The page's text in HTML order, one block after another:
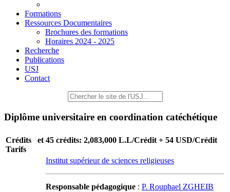
Formations
Ressources Documentaires
Brochures des formations
Horaires 2024 - 2025
Recherche
Publications
USJ
Contact
Diplôme universitaire en coordination catéchétique
Crédits et
Tarifs
45 crédits: 2,083,000 L.L/Crédit + 54 USD/Crédit
Institut supérieur de sciences religieuses
Responsable pédagogique : P. Rouphael ZGHEIB